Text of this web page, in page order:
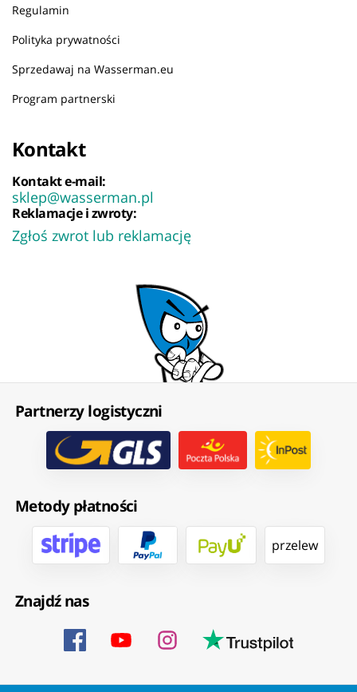
Regulamin
Polityka prywatności
Sprzedawaj na Wasserman.eu
Program partnerski
Kontakt
Kontakt e-mail:
sklep@wasserman.pl
Reklamacje i zwroty:
Zgłoś zwrot lub reklamację
Partnerzy logistyczni
Metody płatności
przelew
Znajdź nas